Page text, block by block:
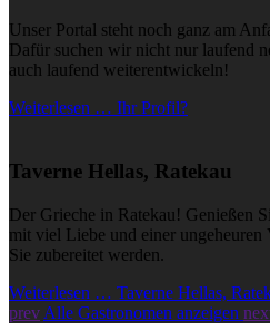
Unser Portal steht noch ganz am
Dafür suchen wir nicht nur laufend
auch laufend weiterentwickeln!
Weiterlesen … Ihr Profil?
Taverne Hellas, Ratekau
Der Grieche in Ratekau! Genießen
mit viel Liebe und einer
Sie zubereitet werden.
Weiterlesen … Taverne Hellas,
prev Alle Gastronomen anzeigen